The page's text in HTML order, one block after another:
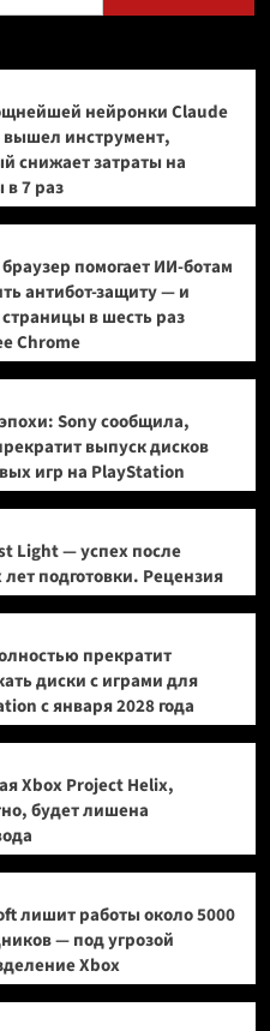
нейронки Claude
вышел инструмент,
снижает затраты на
в 7 раз
помогает ИИ-ботам
антибот-защиту — и
страницы в шесть раз
Chrome
Sony сообщила,
выпуск дисков
игр на PlayStation
Light — успех после
лет подготовки. Рецензия
прекратит
диски с играми для
с января 2028 года
Xbox Project Helix,
будет лишена
лишит работы около 5000
— под угрозой
Xbox